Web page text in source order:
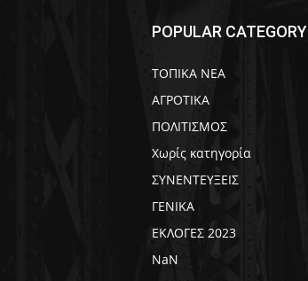
POPULAR CATEGORY
ΤΟΠΙΚΑ ΝΕΑ
ΑΓΡΟΤΙΚΑ
ΠΟΛΙΤΙΣΜΟΣ
Χωρίς κατηγορία
ΣΥΝΕΝΤΕΥΞΕΙΣ
ΓΕΝΙΚΑ
ΕΚΛΟΓΕΣ 2023
NaN